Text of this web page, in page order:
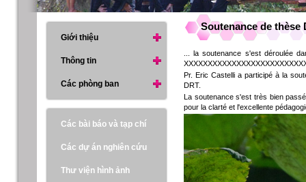
Soutenance de thèse
... la soutenance s'est déroulée
Pr. Eric Castelli a participé à la
DRT.
La soutenance s'est très bien
pour la clarté et l'excellente
Giới thiệu
Thông tin
Các phòng ban
Các bài báo và tạp chí
Các dự án nghiên cứu
Thư viện hình ảnh